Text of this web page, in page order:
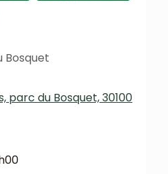
Bosquet
parc du Bosquet, 30100